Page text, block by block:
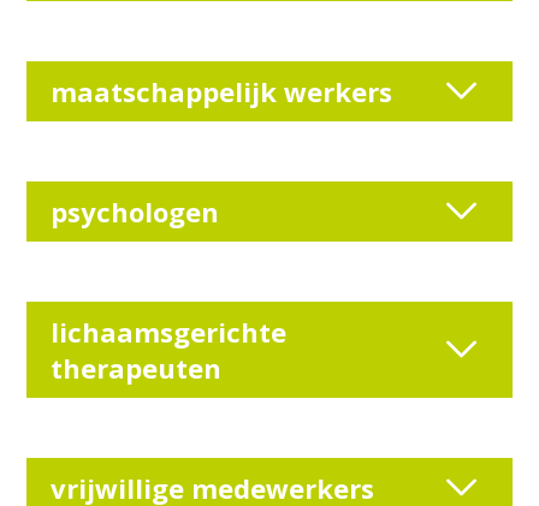
maatschappelijk werkers
psychologen
lichaamsgerichte
therapeuten
vrijwillige medewerkers